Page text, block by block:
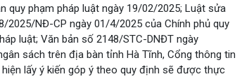
quy phạm pháp luật ngày 19/02/2025; Luật sửa
2025/NĐ-CP ngày 01/4/2025 của Chính phủ quy
luật; Văn bản số 2148/STC-DNĐT ngày
sách trên địa bàn tỉnh Hà Tĩnh, Cổng thông tin
lấy ý kiến góp ý theo quy định sẽ được thực